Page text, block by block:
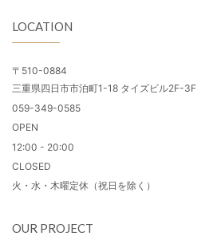
LOCATION
〒510-0884
三重県四日市市泊町1-18 タイズビル2F-3F
059-349-0585
OPEN
12:00 - 20:00
CLOSED
火・水・木曜定休（祝日を除く）
OUR PROJECT